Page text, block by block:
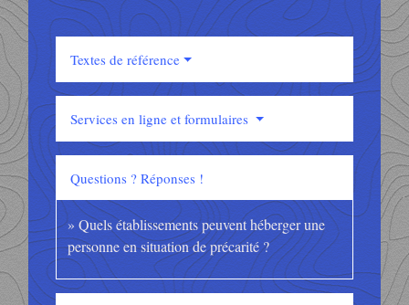
Textes de référence
Services en ligne et formulaires
Questions ? Réponses !
Quels établissements peuvent héberger une
personne en situation de précarité ?